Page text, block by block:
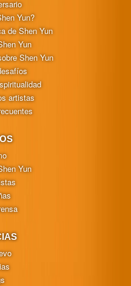
Yun?
de Shen Yun
Yun
Shen Yun
artistas
Yun